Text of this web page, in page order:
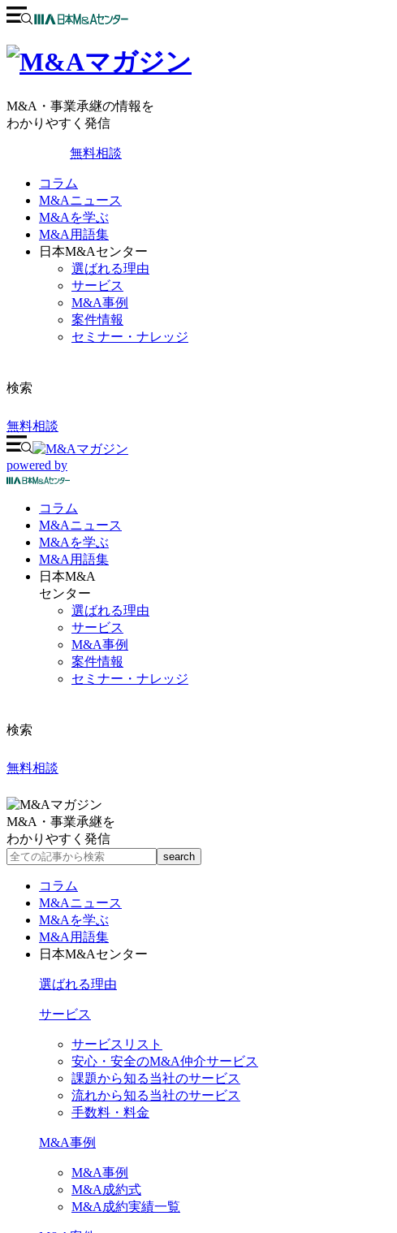
M&A・事業承継の情報を
わかりやすく発信
無料相談
コラム
M&Aニュース
M&Aを学ぶ
M&A用語集
日本M&Aセンター
選ばれる理由
サービス
M&A事例
案件情報
セミナー・ナレッジ
検索
無料相談
powered by
コラム
M&Aニュース
M&Aを学ぶ
M&A 用語集
日本M&A
センター
選ばれる理由
サービス
M&A事例
案件情報
セミナー・ナレッジ
検索
無料相談
M&A・事業承継を
わかりやすく発信
コラム
M&Aニュース
M&Aを学ぶ
M&A用語集
日本M&Aセンター
選ばれる理由
サービス
サービスリスト
安心・安全のM&A仲介サービス
課題から知る当社のサービス
流れから知る当社のサービス
手数料・料金
M&A事例
M&A事例
M&A成約式
M&A成約実績一覧